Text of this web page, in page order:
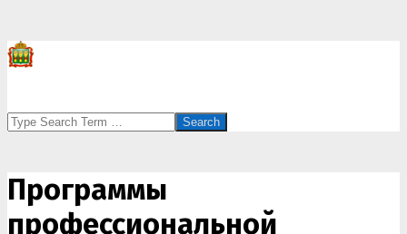
Search
Программы
профессиональной